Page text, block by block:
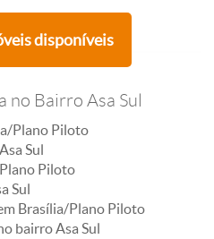
disponíveis
no Bairro Asa Sul
Plano Piloto
Sul
Piloto
Sul
Brasília/Plano Piloto
bairro Asa Sul